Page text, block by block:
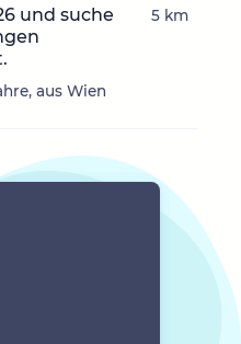
und suche
aus Wien
5 km